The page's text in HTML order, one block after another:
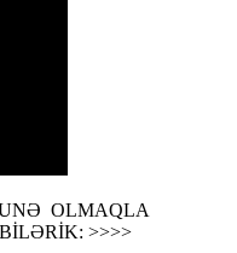
OLMAQLA
>>>>